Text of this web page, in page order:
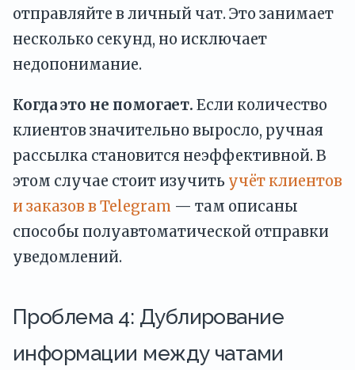
отправляйте в личный чат. Это занимает
несколько секунд, но исключает
недопонимание.
Когда это не помогает. Если количество
клиентов значительно выросло, ручная
рассылка становится неэффективной. В
этом случае стоит изучить учёт клиентов
и заказов в Telegram — там описаны
способы полуавтоматической отправки
уведомлений.
Проблема 4: Дублирование
информации между чатами